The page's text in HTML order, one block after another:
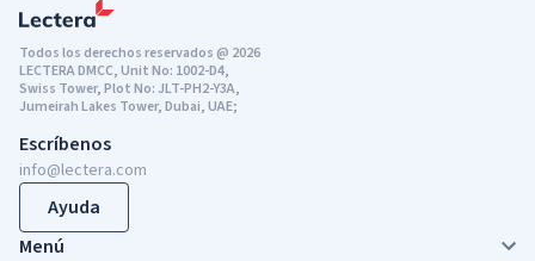
Todos los derechos reservados @ 2026
LECTERA DMCC, Unit No: 1002-D4,
Swiss Tower, Plot No: JLT-PH2-Y3A,
Jumeirah Lakes Tower, Dubai, UAE;
Escríbenos
info@lectera.com
Ayuda
Menú